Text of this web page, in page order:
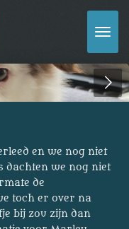
en we nog niet
dachten we nog niet
de
toch er over na
bij zou zijn dan